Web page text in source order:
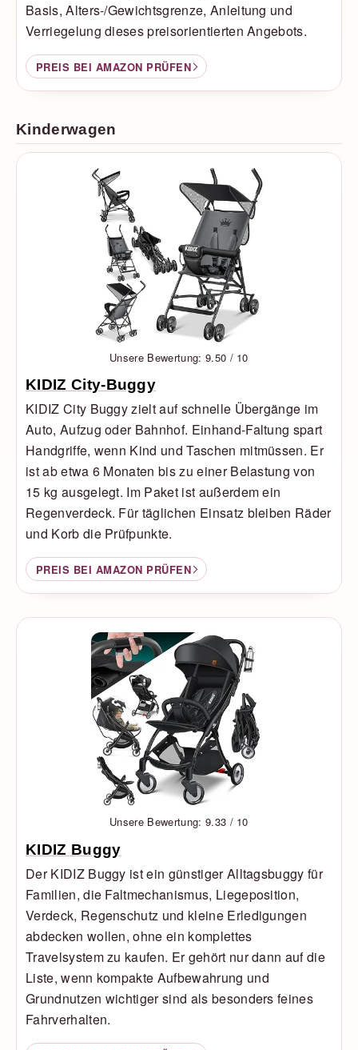
Basis, Alters-/Gewichtsgrenze, Anleitung und
Verriegelung dieses preisorientierten Angebots.
PREIS BEI AMAZON PRÜFEN
Kinderwagen
Unsere Bewertung: 9.50 / 10
KIDIZ City-Buggy
KIDIZ City Buggy zielt auf schnelle Übergänge im
Auto, Aufzug oder Bahnhof. Einhand-Faltung spart
Handgriffe, wenn Kind und Taschen mitmüssen. Er
ist ab etwa 6 Monaten bis zu einer Belastung von
15 kg ausgelegt. Im Paket ist außerdem ein
Regenverdeck. Für täglichen Einsatz bleiben Räder
und Korb die Prüfpunkte.
PREIS BEI AMAZON PRÜFEN
Unsere Bewertung: 9.33 / 10
KIDIZ Buggy
Der KIDIZ Buggy ist ein günstiger Alltagsbuggy für
Familien, die Faltmechanismus, Liegeposition,
Verdeck, Regenschutz und kleine Erledigungen
abdecken wollen, ohne ein komplettes
Travelsystem zu kaufen. Er gehört nur dann auf die
Liste, wenn kompakte Aufbewahrung und
Grundnutzen wichtiger sind als besonders feines
Fahrverhalten.